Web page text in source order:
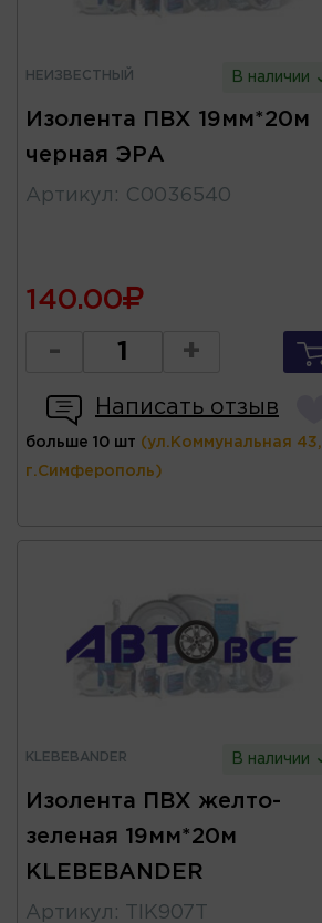
НЕИЗВЕСТНЫЙ В наличии
Изолента ПВХ 19мм*20м
черная ЭРА
Артикул : C0036540
140.00
- +
Написать отзыв
больше 10 шт (ул.Коммунальная 43,
г.Симферополь)
KLEBEBANDER В наличии
Изолента ПВХ желто-
зеленая 19мм*20м
KLEBEBANDER
Артикул : TIK907T